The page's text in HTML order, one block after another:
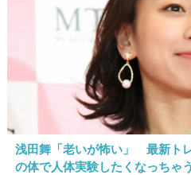
2014/05/07(水) 00:06:41
清潔な男がモテるってこ
浅田舞「老いが怖い」 最新ト
の体で人体実験したくなっちゃう